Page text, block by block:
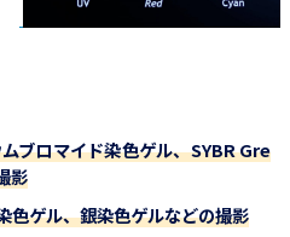
ブロマイド染色ゲル、SYBR Gre
影
色ゲル、銀染色ゲルなどの撮影